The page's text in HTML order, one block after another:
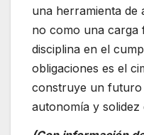
una herramienta de
no como una carga
disciplina en el
obligaciones es el
construye un futuro
autonomía y solidez